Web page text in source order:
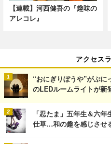
【連載】河西健吾の『趣味の
アレコレ』
アクセス
“おにぎりぼうや”がぷ
のLEDルームライトが新
「忍たま」五年生＆六
仕草…和の趣を感じさせ